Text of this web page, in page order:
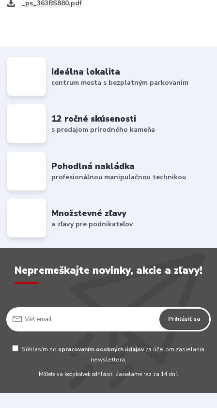
_ps_363BS880.pdf
Ideálna lokalita
centrum mesta s bezplatným parkovaním
12 ročné skúsenosti
s predajom prírodného kameňa
Pohodlná nakládka
profesionálnou manipulačnou technikou
Množstevné zľavy
a zľavy pre podnikateľov
Nepremeškajte novinky, akcie a zľavy!
Prihlásiť sa
Súhlasím so spracovaním osobných údajovza účelom zasielania
newslettera.
Môžete sa kedykoľvek odhlásiť. Zasielame raz za 14 dní.